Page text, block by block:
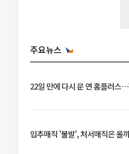
주요뉴스
22일 만에 다시 문 연 홈플러스
입추매직 '불발', 처서매직은 올